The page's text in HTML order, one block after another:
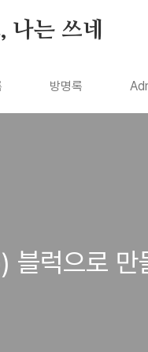
나는 쓰네
방명록
블럭으로 만